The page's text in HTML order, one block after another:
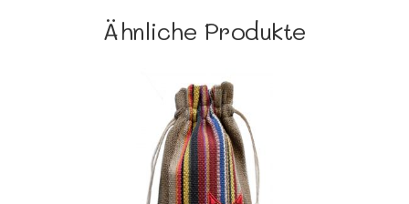
Ähnliche Produkte